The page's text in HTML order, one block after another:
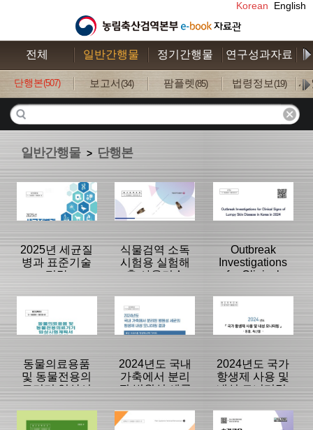
Korean English
전체 일반간행물 정기간행물 연구성과자료
단행본(507) 보고서 (34) 팜플렛 (85) 법령정보(19) 사
일반간행물 > 단행본
2025년 세균질
병과 표준기술
편람
분류명 : 단행본
2025/11/07
식물검역 소독
시험용 실험해
충 사육기술
분류명 : 단행본
|
2025/11/05
Outbreak
Investigations
for Clinical
Skin Disease in
분류명 : 단행본
|
2025/09/30
동물의료용품
및 동물전용의
료기기 임상시
험계획서 가이
드라인
분류명 : 단행본
2024년도 국내
가축에서 분리
된 병원성 세균
의 항생제 내성
모니터링 결과
분류명 : 단행본
2024년도 국가
항생제 사용 및
내성 모니터링:
동물, 축산물
분류명 : 단행본